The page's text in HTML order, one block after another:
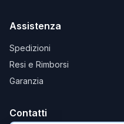
Assistenza
Spedizioni
Resi e Rimborsi
Garanzia
Contatti